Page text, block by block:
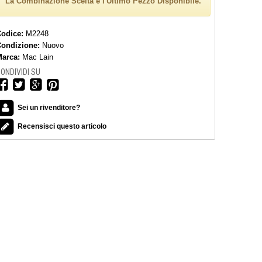
M2248
Nuovo
Mac Lain
SU
Sei un rivenditore?
Recensisci questo articolo